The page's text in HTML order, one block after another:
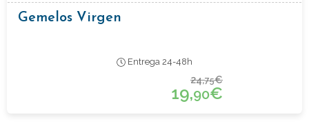
Gemelos Virgen
Entrega 24-48h
24,75€
19,90€